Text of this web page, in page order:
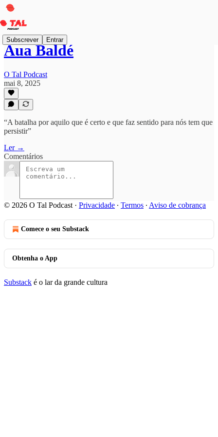
Subscrever Entrar
Aua Baldé
O Tal Podcast
mai 8, 2025
“A batalha por aquilo que é certo e que faz sentido para nós tem que
persistir”
Ler →
Comentários
© 2026 O Tal Podcast · Privacidade ∙ Termos ∙ Aviso de cobrança
Comece o seu Substack
Obtenha o App
Substack é o lar da grande cultura